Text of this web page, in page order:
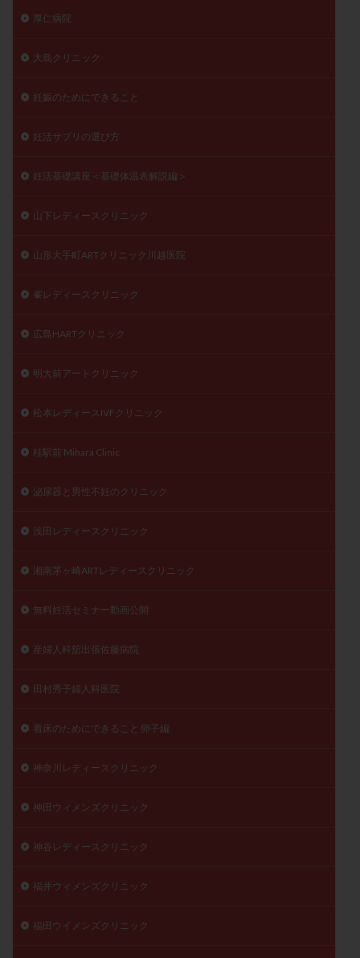
厚仁病院
大島クリニック
妊娠のためにできること
妊活サプリの選び方
妊活基礎講座＜基礎体温表解説編＞
山下レディースクリニック
山形大手町ARTクリニック川越医院
峯レディースクリニック
広島HARTクリニック
明大前アートクリニック
松本レディースIVFクリニック
桂駅前 Mihara Clinic
泌尿器と男性不妊のクリニック
浅田レディースクリニック
湘南茅ヶ崎ARTレディースクリニック
無料妊活セミナー動画公開
産婦人科舘出張佐藤病院
田村秀子婦人科医院
着床のためにできること 卵子編
神奈川レディースクリニック
神田ウィメンズクリニック
神谷レディースクリニック
福井ウィメンズクリニック
福田ウイメンズクリニック